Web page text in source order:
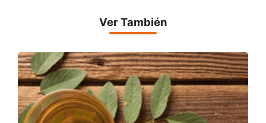
Ver También